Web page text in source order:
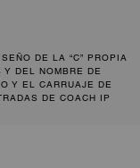
DE LA “C” PROPIA
DEL NOMBRE DE
Y EL CARRUAJE DE
DE COACH IP